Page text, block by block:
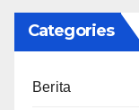
Categories
Berita